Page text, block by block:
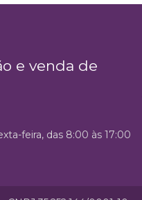
e venda de
feira, das 8:00 às 17:00